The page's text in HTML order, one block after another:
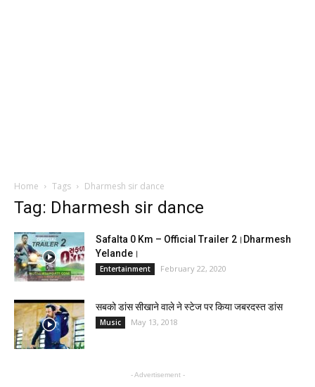
Home Tags Dharmesh sir dance
Tag: Dharmesh sir dance
Safalta 0 Km – Official Trailer 2।Dharmesh
Yelande।
Entertainment February 22, 2020
सबको डांस सीखाने वाले ने स्टेज पर किया जबरदस्त डांस
Music May 13, 2018
- Advertisement -